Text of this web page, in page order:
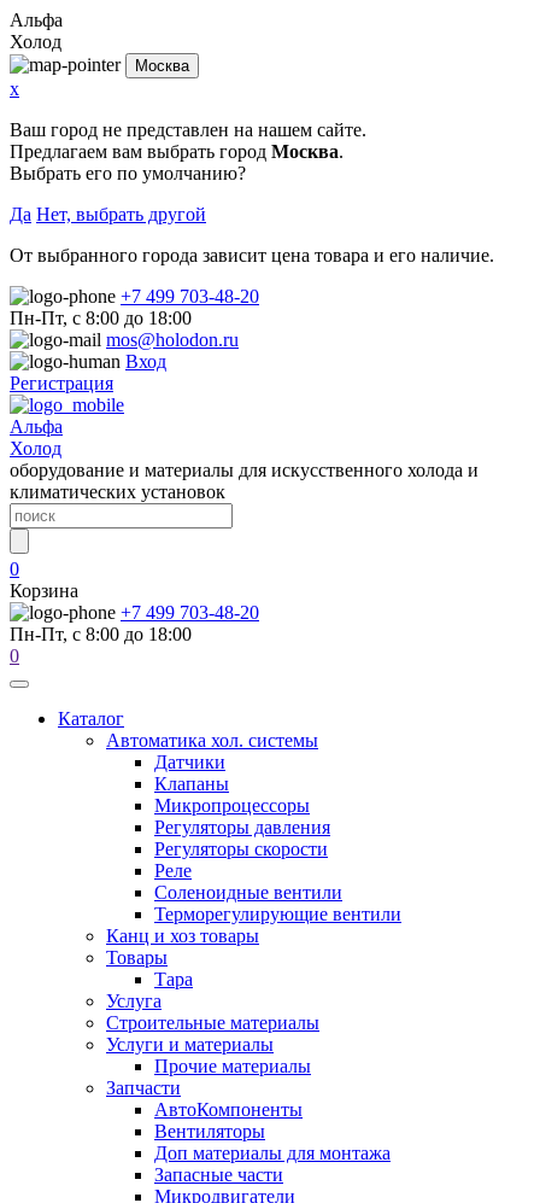
Альфа
Холод
Москва
x
Ваш город не представлен на нашем сайте.
Предлагаем вам выбрать город Москва.
Выбрать его по умолчанию?
Да Нет, выбрать другой
От выбранного города зависит цена товара и его наличие.
+7 499 703-48-20
Пн-Пт, с 8:00 до 18:00
mos@holodon.ru
Вход
Регистрация
Альфа
Холод
оборудование и материалы для искусственного холода и
климатических установок
0
Корзина
+7 499 703-48-20
Пн-Пт, с 8:00 до 18:00
0
Каталог
Автоматика хол. системы
Датчики
Клапаны
Микропроцессоры
Регуляторы давления
Регуляторы скорости
Реле
Соленоидные вентили
Терморегулирующие вентили
Канц и хоз товары
Товары
Тара
Услуга
Строительные материалы
Услуги и материалы
Прочие материалы
Запчасти
АвтоКомпоненты
Вентиляторы
Доп материалы для монтажа
Запасные части
Микродвигатели